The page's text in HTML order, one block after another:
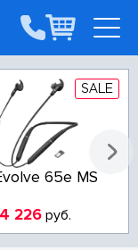
SALE
65e MS
226руб.